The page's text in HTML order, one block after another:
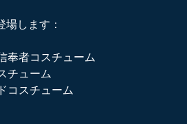
場します：
奉者コスチューム
チューム
コスチューム